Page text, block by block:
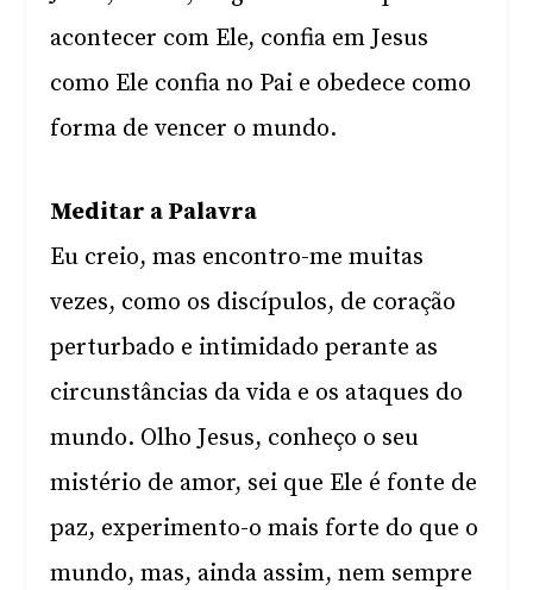
acontecer com Ele, confia em Jesus
como Ele confia no Pai e obedece como
forma de vencer o mundo.
Meditar a Palavra
Eu creio, mas encontro-me muitas
vezes, como os discípulos, de coração
perturbado e intimidado perante as
circunstâncias da vida e os ataques do
mundo. Olho Jesus, conheço o seu
mistério de amor, sei que Ele é fonte de
paz, experimento-o mais forte do que o
mundo, mas, ainda assim, nem sempre